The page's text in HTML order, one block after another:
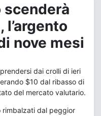
scenderà
nove mesi
dai crolli di ieri
$10 dal ribasso di
del mercato valutario.
rimbalzati dal peggior